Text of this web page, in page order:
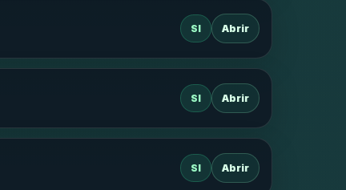
SI Abrir
SI Abrir
SI Abrir